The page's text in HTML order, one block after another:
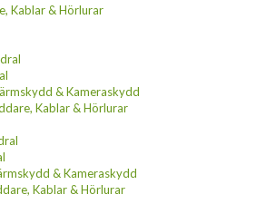
Kablar & Hörlurar
& Kameraskydd
Kablar & Hörlurar
& Kameraskydd
Kablar & Hörlurar